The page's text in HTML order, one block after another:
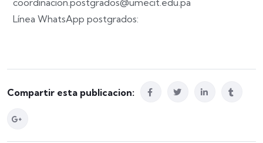
coordinacion.postgrados@umecit.edu.pa
Línea WhatsApp postgrados:
Compartir esta publicacion: